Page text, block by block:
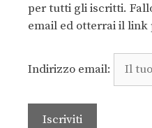
per tutti gli iscritti.
email ed otterrai il link
Indirizzo email: